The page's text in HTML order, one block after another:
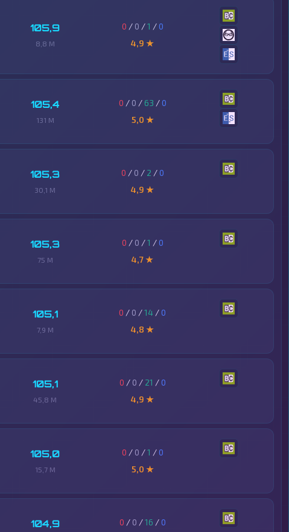
105,9
8,8 M
0 / 0 /1 /0
4,9 ★
105,4
131 M
0 / 0 / 63 /0
5,0 ★
105,3
30,1 M
0 / 0 / 2 /0
4,9 ★
105,3
75 M
0 / 0 /1 /0
4,7 ★
105,1
7,9 M
0 / 0 /14 /0
4,8 ★
105,1
45,8 M
0 / 0 / 21 /0
4,9 ★
105,0
15,7 M
0 / 0 /1 /0
5,0 ★
104,9 0 / 0 /16 /0